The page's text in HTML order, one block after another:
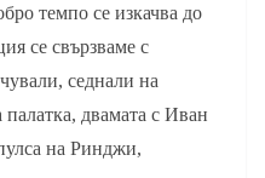
темпо се изкачва до
се свързваме с
седнали на
двамата с Иван
на Ринджи,